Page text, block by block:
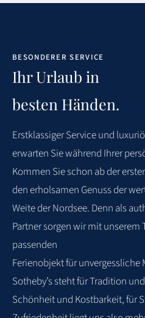
BESONDERER SERVICE
Ihr Urlaub in
besten Händen.
ErstklassigerServiceund
erwarten Siewährend Ihrer
Kommen Sie schon ab der
den erholsamen Genuss der
Weite der Nordsee. Denn als
Partner sorgen wir mit unserem
passenden
Ferienobjekt für unvergessliche
Sotheby’s steht für Tradition und
Schönheit und Kostbarkeit, für